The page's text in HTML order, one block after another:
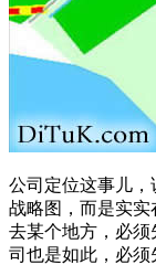
公司定位这事儿
战略图，而是实
去某个地方，必
司也是如此，必